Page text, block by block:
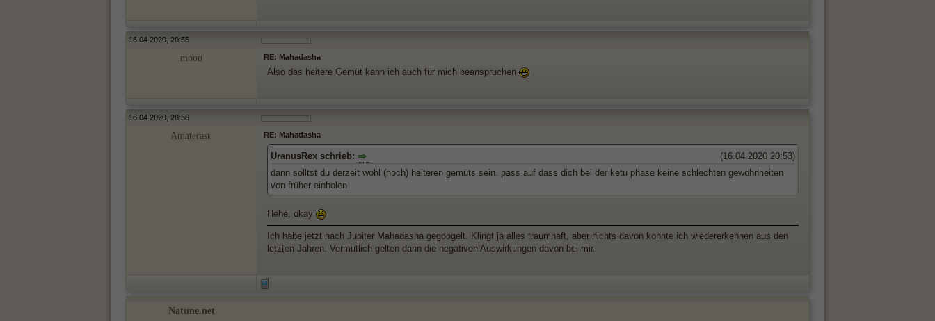
16.04.2020, 20:55
moon RE: Mahadasha
Also das heitere Gemüt kann ich auch für mich beanspruchen
16.04.2020, 20:56
Amaterasu RE: Mahadasha
(16.04.2020 20:53)
UranusRex schrieb:
dann solltst du derzeit wohl (noch) heiteren gemüts sein. pass auf dass dich bei der ketu phase keine schlechten gewohnheiten
von früher einholen
Hehe, okay
Ich habe jetzt nach Jupiter Mahadasha gegoogelt. Klingt ja alles traumhaft, aber nichts davon konnte ich wiedererkennen aus den
letzten Jahren. Vermutlich gelten dann die negativen Auswirkungen davon bei mir.
Natune.net